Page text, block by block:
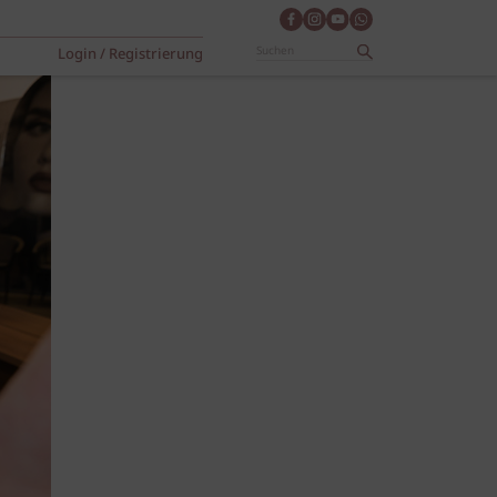
Login / Registrierung